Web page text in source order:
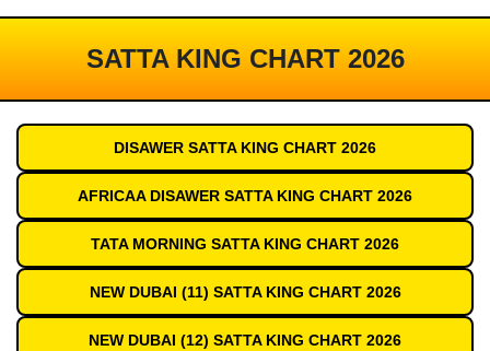
SATTA KING CHART 2026
DISAWER SATTA KING CHART 2026
AFRICAA DISAWER SATTA KING CHART 2026
TATA MORNING SATTA KING CHART 2026
NEW DUBAI (11) SATTA KING CHART 2026
NEW DUBAI (12) SATTA KING CHART 2026